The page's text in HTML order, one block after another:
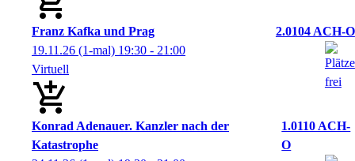
Franz Kafka und Prag
2.0104 ACH-O
19.11.26 (1-mal) 19:30 - 21:00
Virtuell
Konrad Adenauer. Kanzler nach der
Katastrophe
1.0110 ACH-
O